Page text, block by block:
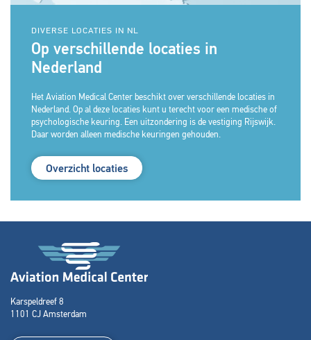
DIVERSE LOCATIES IN NL
Op verschillende locaties in
Nederland
Het Aviation Medical Center beschikt over verschillende locaties in
Nederland. Op al deze locaties kunt u terecht voor een medische of
psychologische keuring. Een uitzondering is de vestiging Rijswijk.
Daar worden alleen medische keuringen gehouden.
Overzicht locaties
Karspeldreef 8
1101 CJ Amsterdam